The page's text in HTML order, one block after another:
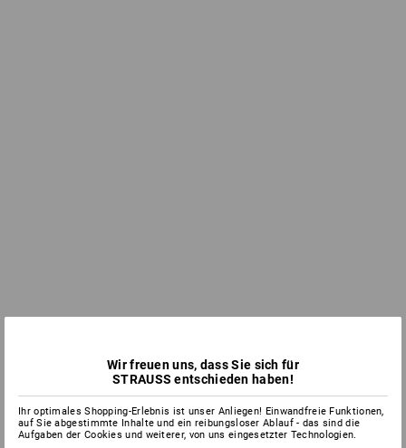
Wir freuen uns, dass Sie sich für
STRAUSS entschieden haben!
Ihr optimales Shopping-Erlebnis ist unser Anliegen! Einwandfreie Funktionen,
auf Sie abgestimmte Inhalte und ein reibungsloser Ablauf - das sind die
Aufgaben der Cookies und weiterer, von uns eingesetzter Technologien.